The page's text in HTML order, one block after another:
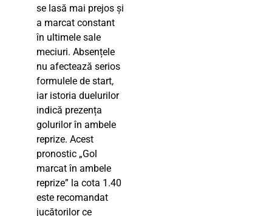
se lasă mai prejos și
a marcat constant
în ultimele sale
meciuri. Absențele
nu afectează serios
formulele de start,
iar istoria duelurilor
indică prezența
golurilor în ambele
reprize. Acest
pronostic „Gol
marcat în ambele
reprize” la cota 1.40
este recomandat
jucătorilor ce